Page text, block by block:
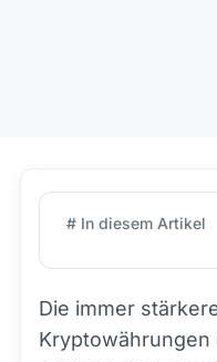
# In diesem Artikel
Die immer